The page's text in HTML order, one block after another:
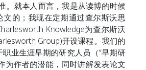
。就本人而言，我是从读博的时候
文的；我现在定期通过查尔斯沃思
Knowledge为查尔斯沃
Group)开设课程。我们的
职业生涯早期的研究人员（“早期研
为作者的潜能，同时讲解发表论文